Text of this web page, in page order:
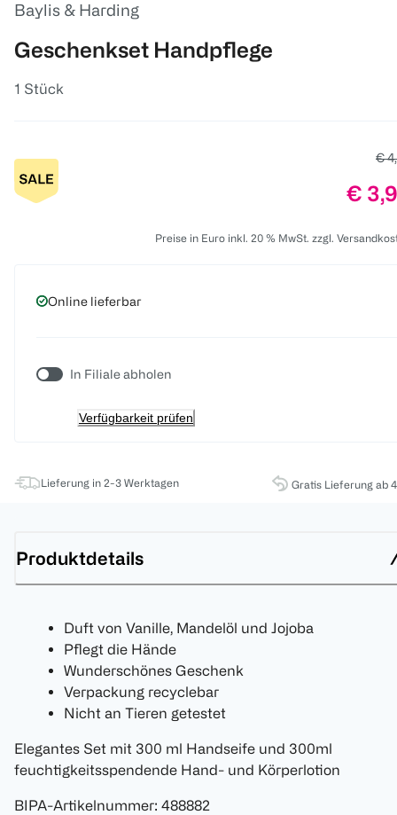
Baylis & Harding
Geschenkset Handpflege
1 Stück
€
€
Preise in Euro inkl. 20 % MwSt. zzgl.
Online lieferbar
In Filiale abholen
Verfügbarkeit prüfen
Lieferung in 2-3 Werktagen Gratis Lieferung ab
Produktdetails
Duft von Vanille, Mandelöl und Jojoba
Pflegt die Hände
Wunderschönes Geschenk
Verpackung recyclebar
Nicht an Tieren getestet
Elegantes Set mit 300 ml Handseife und 300ml
feuchtigkeitsspendende Hand- und Körperlotion
BIPA-Artikelnummer: 488882